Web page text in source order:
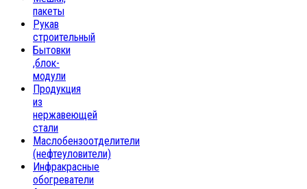
пакеты
Рукав
строительный
Бытовки
,блок-
модули
Продукция
из
нержавеющей
стали
Маслобензоотделители
(нефтеуловители)
Инфракрасные
обогреватели